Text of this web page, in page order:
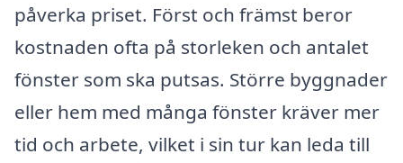
påverka priset. Först och främst beror
kostnaden ofta på storleken och antalet
fönster som ska putsas. Större byggnader
eller hem med många fönster kräver mer
tid och arbete, vilket i sin tur kan leda till